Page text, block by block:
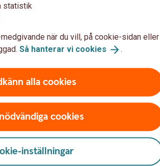
1.150.000 kronor
samman för att
institutet. Om en
med
det gäller
i en
statistik
när du vill, på cookie-sidan eller
Så hanterar vi cookies .
alla cookies
cookies
inställningar